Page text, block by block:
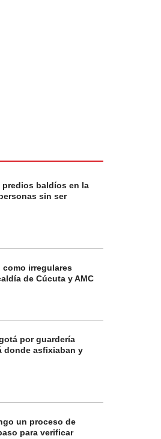
predios baldíos en la
sin ser
irregulares
de Cúcuta y AMC
por guardería
donde asfixiaban y
un proceso de
para verificar